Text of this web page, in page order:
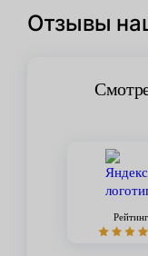
Отзывы
Рейтинг